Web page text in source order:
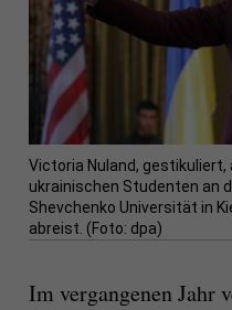
Victoria Nuland,
ukrainischen Studenten an
Shevchenko Universität in
abreist. (Foto: dpa)
Im vergangenen